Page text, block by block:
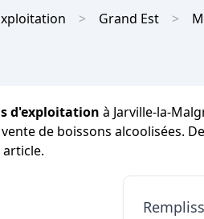
Grand Est
d'exploitation à Jarville-la-
de boissons alcoolisées.